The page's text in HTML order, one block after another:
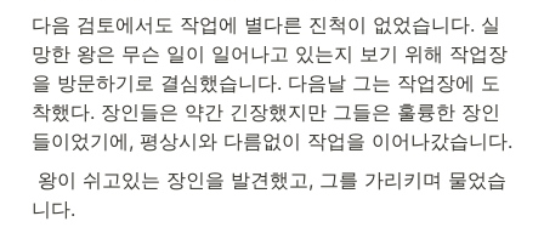
다음 검토에서도 작업에 별다른 진척이 없었습니다. 실
망한 왕은 무슨 일이 일어나고 있는지 보기 위해 작업장
을 방문하기로 결심했습니다. 다음날 그는 작업장에 도
착했다. 장인들은 약간 긴장했지만 그들은 훌륭한 장인
들이었기에, 평상시와 다름없이 작업을 이어나갔습니다.
왕이 쉬고있는 장인을 발견했고, 그를 가리키며 물었습
니다.